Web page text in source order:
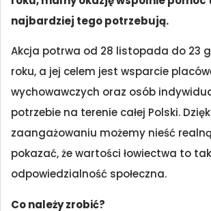
najbardziej tego potrzebują.
Akcja potrwa od 28 listopada do 23
roku, a jej celem jest wsparcie
wychowawczych oraz osób
potrzebie na terenie całej Polski.
zaangażowaniu możemy nieść
pokazać, że wartości łowiectwa to
odpowiedzialność społeczna.
Co należy zrobić?